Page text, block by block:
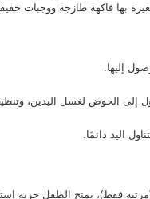
بها فاكهة طازجة ووجبات
إليها.
إلى الحوض لغسل اليدين،
اليد دائمًا.
فقط)، يمنح الطفل حرية